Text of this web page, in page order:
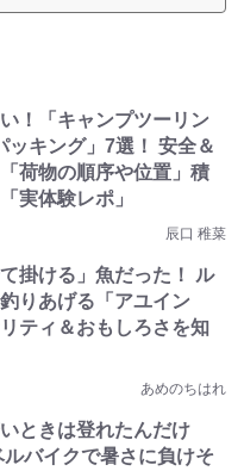
！「キャンプツーリン
ッキング」7選！ 安全＆
荷物の順序や位置」積
実体験レポ」
辰口 稚菜
掛ける」魚だった！ ル
りあげる「アユイン
ティ＆おもしろさを知
あめのちはれ
ときは登れたんだけ
バイクで暑さに負けそ